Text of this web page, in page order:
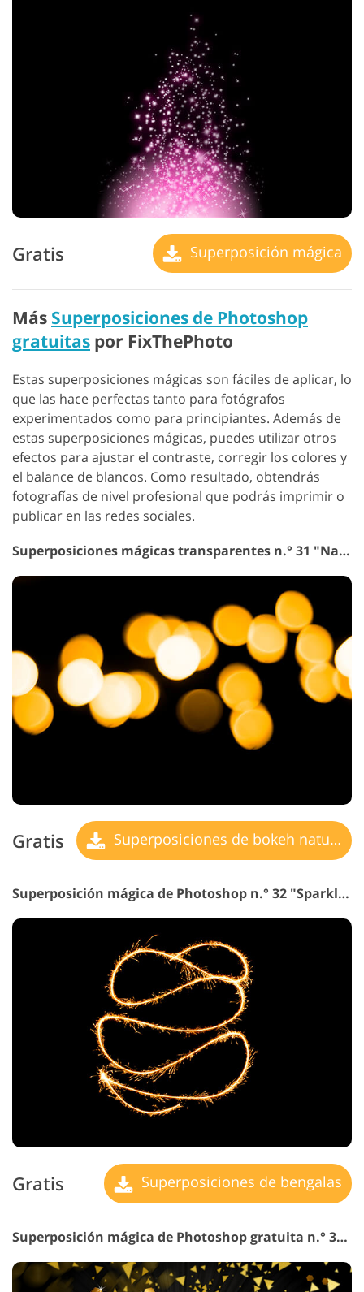
Gratis Superposición mágica
Más Superposiciones de Photoshop
gratuitas por FixThePhoto
Estas superposiciones mágicas son fáciles de aplicar, lo
que las hace perfectas tanto para fotógrafos
experimentados como para principiantes. Además de
estas superposiciones mágicas, puedes utilizar otros
efectos para ajustar el contraste, corregir los colores y
el balance de blancos. Como resultado, obtendrás
fotografías de nivel profesional que podrás imprimir o
publicar en las redes sociales.
Superposiciones mágicas transparentes n.° 31 "Natural Bokeh"
Gratis Superposiciones de bokeh naturales
Superposición mágica de Photoshop n.° 32 "Sparkler"
Gratis Superposiciones de bengalas
Superposición mágica de Photoshop gratuita n.° 33 "Gold"